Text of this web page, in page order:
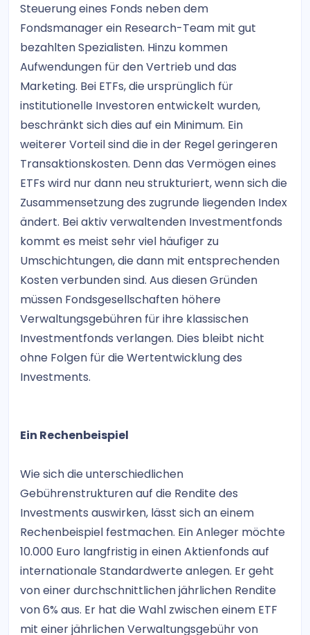
Steuerung eines Fonds neben dem
Fondsmanager ein Research-Team mit gut
bezahlten Spezialisten. Hinzu kommen
Aufwendungen für den Vertrieb und das
Marketing. Bei ETFs, die ursprünglich für
institutionelle Investoren entwickelt wurden,
beschränkt sich dies auf ein Minimum. Ein
weiterer Vorteil sind die in der Regel geringeren
Transaktionskosten. Denn das Vermögen eines
ETFs wird nur dann neu strukturiert, wenn sich die
Zusammensetzung des zugrunde liegenden Index
ändert. Bei aktiv verwaltenden Investmentfonds
kommt es meist sehr viel häufiger zu
Umschichtungen, die dann mit entsprechenden
Kosten verbunden sind. Aus diesen Gründen
müssen Fondsgesellschaften höhere
Verwaltungsgebühren für ihre klassischen
Investmentfonds verlangen. Dies bleibt nicht
ohne Folgen für die Wertentwicklung des
Investments.
Ein Rechenbeispiel
Wie sich die unterschiedlichen
Gebührenstrukturen auf die Rendite des
Investments auswirken, lässt sich an einem
Rechenbeispiel festmachen. Ein Anleger möchte
10.000 Euro langfristig in einen Aktienfonds auf
internationale Standardwerte anlegen. Er geht
von einer durchschnittlichen jährlichen Rendite
von 6% aus. Er hat die Wahl zwischen einem ETF
mit einer jährlichen Verwaltungsgebühr von